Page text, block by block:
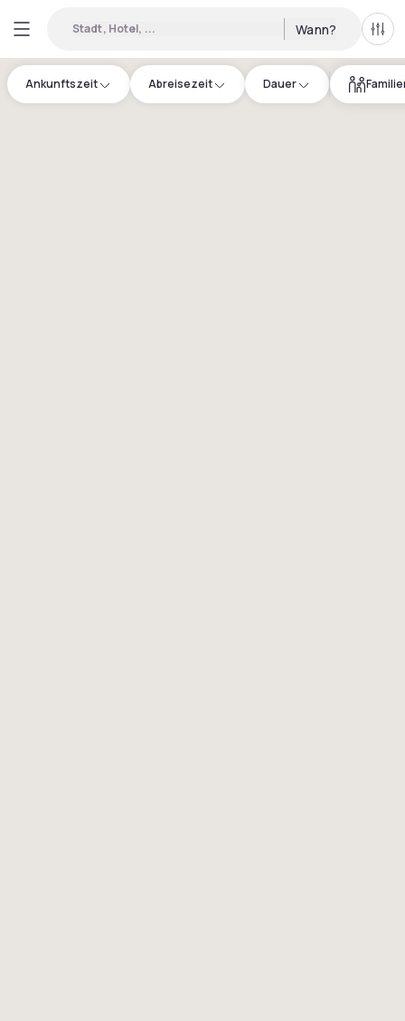
Stadt, Hotel, ... Wann? Alle
Ankunftszeit Abreisezeit Dauer